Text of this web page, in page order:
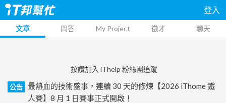
登入
文章 問答 My Project 徵才 聊天
按讚加入 iThelp 粉絲團追蹤
公告
最熱血的技術盛事，連續 30 天的修煉【2026 iThome 鐵
人賽】8 月 1 日賽事正式開啟！